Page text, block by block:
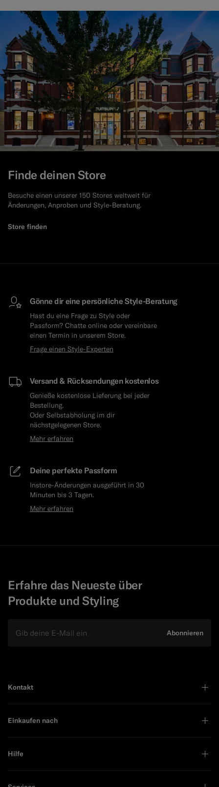
Finde deinen Store
Besuche einen unserer 150 Stores weltweit für
Änderungen, Anproben und Style-Beratung.
Store finden
Gönne dir eine persönliche Style-Beratung
Hast du eine Frage zu Style oder
Passform? Chatte online oder vereinbare
einen Termin in unserem Store.
Frage einen Style-Experten
Versand & Rücksendungen kostenlos
Genieße kostenlose Lieferung bei jeder
Bestellung.
Oder Selbstabholung im dir
nächstgelegenen Store.
Mehr erfahren
Deine perfekte Passform
Instore-Änderungen ausgeführt in 30
Minuten bis 3 Tagen.
Mehr erfahren
Erfahre das Neueste über
Produkte und Styling
Abonnieren
Kontakt
Einkaufen nach
Hilfe